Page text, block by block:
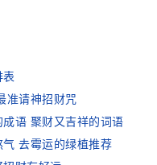
表
准请神招财咒
成语 聚财又吉祥的词语
去霉运的绿植推荐